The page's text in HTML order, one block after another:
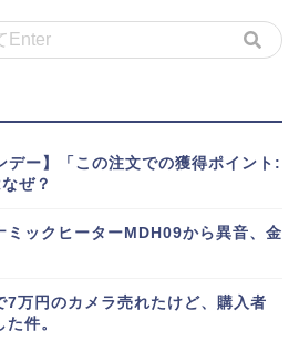
デー】「この注文での獲得ポイント:
ぜ？
ミックヒーターMDH09から異音、金
7万円のカメラ売れたけど、購入者
件。